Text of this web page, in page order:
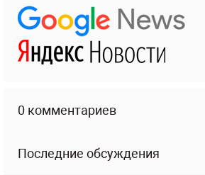
0 комментариев
Последние обсуждения